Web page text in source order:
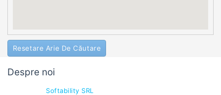
Resetare Arie De Căutare
Despre noi
Softability SRL